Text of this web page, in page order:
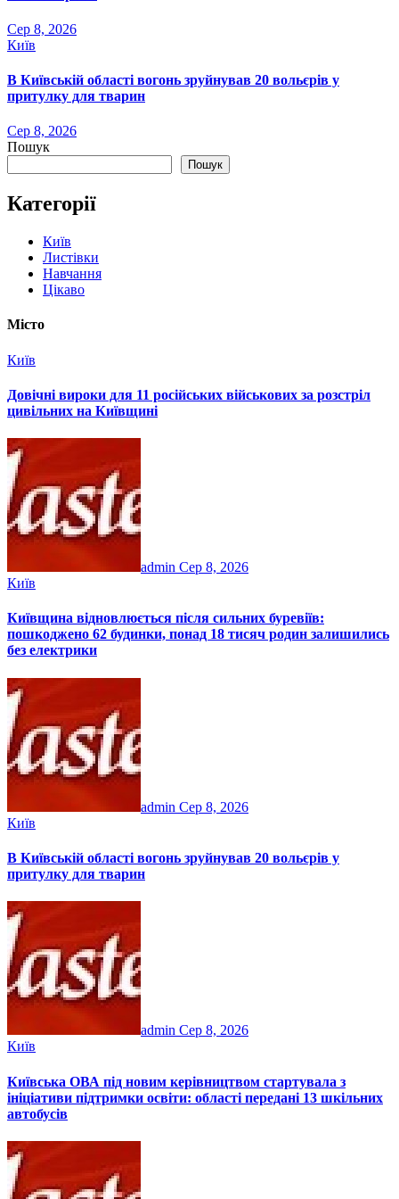
Сер 8, 2026
Київ
В Київській області вогонь зруйнував 20 вольєрів у
притулку для тварин
Сер 8, 2026
Пошук
Пошук
Категорії
Київ
Листівки
Навчання
Цікаво
Місто
Київ
Довічні вироки для 11 російських військових за розстріл
цивільних на Київщині
admin Сер 8, 2026
Київ
Київщина відновлюється після сильних буревіїв:
пошкоджено 62 будинки, понад 18 тисяч родин залишились
без електрики
admin Сер 8, 2026
Київ
В Київській області вогонь зруйнував 20 вольєрів у
притулку для тварин
admin Сер 8, 2026
Київ
Київська ОВА під новим керівництвом стартувала з
ініціативи підтримки освіти: області передані 13 шкільних
автобусів